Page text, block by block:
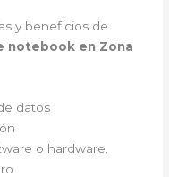
y beneficios de
notebook en Zona
datos
o hardware.